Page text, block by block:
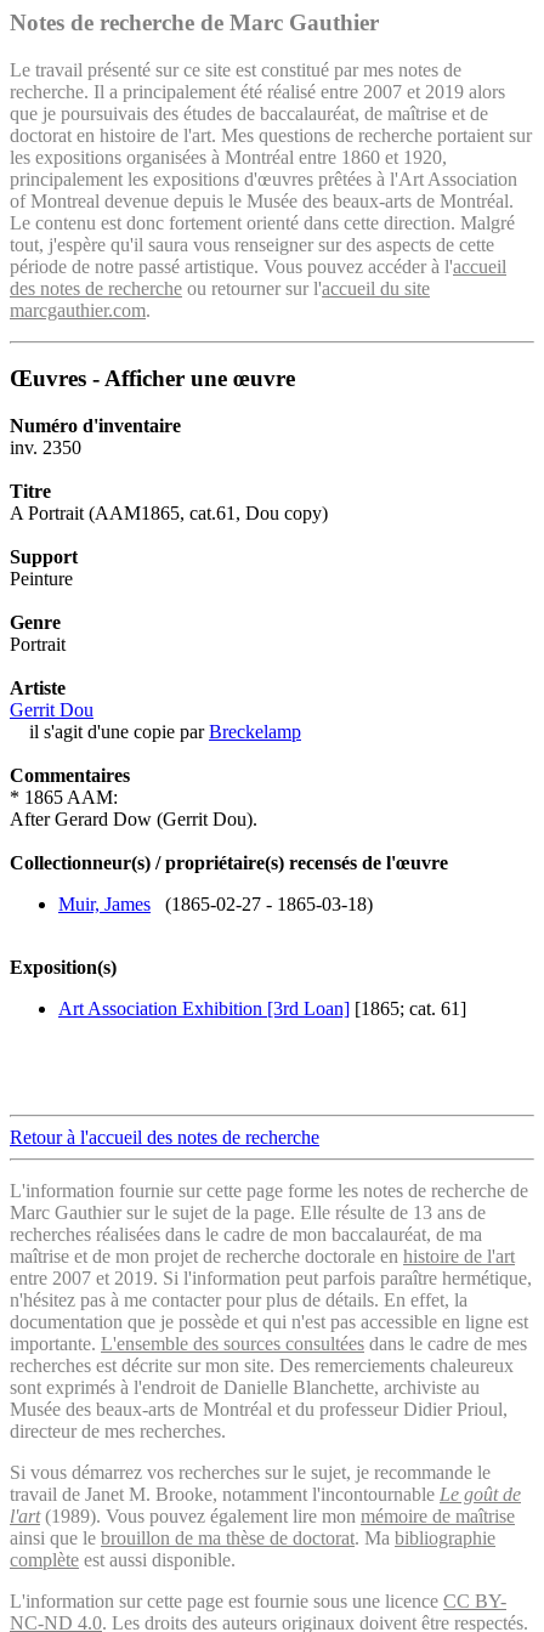
Notes de recherche de Marc Gauthier
Le travail présenté sur ce site est constitué par mes notes de
recherche. Il a principalement été réalisé entre 2007 et 2019 alors
que je poursuivais des études de baccalauréat, de maîtrise et de
doctorat en histoire de l'art. Mes questions de recherche portaient sur
les expositions organisées à Montréal entre 1860 et 1920,
principalement les expositions d'œuvres prêtées à l'Art Association
of Montreal devenue depuis le Musée des beaux-arts de Montréal.
Le contenu est donc fortement orienté dans cette direction. Malgré
tout, j'espère qu'il saura vous renseigner sur des aspects de cette
période de notre passé artistique. Vous pouvez accéder à l'accueil
des notes de recherche ou retourner sur l'accueil du site
marcgauthier.com.
Œuvres - Afficher une œuvre
Numéro d'inventaire
inv. 2350
Titre
A Portrait (AAM1865, cat.61, Dou copy)
Support
Peinture
Genre
Portrait
Artiste
Gerrit Dou
il s'agit d'une copie parBreckelamp
Commentaires
* 1865 AAM:
After Gerard Dow (Gerrit Dou).
Collectionneur(s) / propriétaire(s) recensés de l'œuvre
Muir, James (1865-02-27 - 1865-03-18)
Exposition(s)
Art Association Exhibition [3rd Loan] [1865; cat. 61]
Retour à l'accueil des notes de recherche
L'information fournie sur cette page forme les notes de recherche de
Marc Gauthier sur le sujet de la page. Elle résulte de 13 ans de
recherches réalisées dans le cadre de mon baccalauréat, de ma
maîtrise et de mon projet de recherche doctorale en histoire de l'art
entre 2007 et 2019. Si l'information peut parfois paraître hermétique,
n'hésitez pas à me contacter pour plus de détails. En effet, la
documentation que je possède et qui n'est pas accessible en ligne est
importante. L'ensemble des sources consultées dans le cadre de mes
recherches est décrite sur mon site. Des remerciements chaleureux
sont exprimés à l'endroit de Danielle Blanchette, archiviste au
Musée des beaux-arts de Montréal et du professeur Didier Prioul,
directeur de mes recherches.
Si vous démarrez vos recherches sur le sujet, je recommande le
travail de Janet M. Brooke, notamment l'incontournable Le goût de
l'art(1989). Vous pouvez également lire mon mémoire de maîtrise
ainsi que le brouillon de ma thèse de doctorat. Ma bibliographie
complète est aussi disponible.
L'information sur cette page est fournie sous une licence CC BY-
NC-ND 4.0. Les droits des auteurs originaux doivent être respectés.